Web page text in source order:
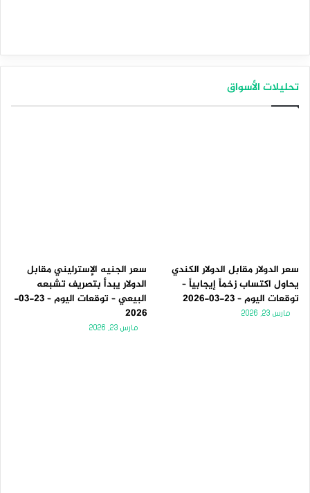
تحليلات الأسواق
سعر الدولار مقابل الدولار الكندي
يحاول اكتساب زخماً إيجابياً –
توقعات اليوم – 23-03-2026
مارس 23, 2026
سعر الجنيه الإسترليني مقابل
الدولار يبدأ بتصريف تشبعه
البيعي – توقعات اليوم – 23-03-
2026
مارس 23, 2026